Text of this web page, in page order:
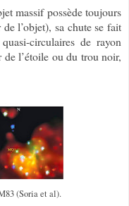
massif possède toujours
l’objet), sa chute se fait
circulaires de rayon
l’étoile ou du trou noir,
(Soria et al).